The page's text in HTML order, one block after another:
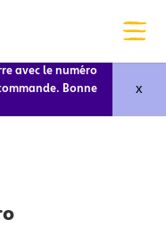
avec le numéro
Bonne
x